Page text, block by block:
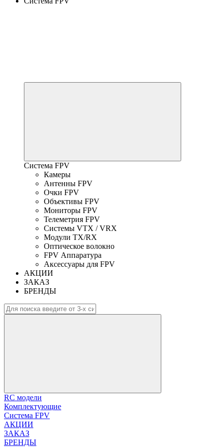
Система FPV
Камеры
Антенны FPV
Очки FPV
Объективы FPV
Мониторы FPV
Телеметрия FPV
Системы VTX / VRX
Модули TX/RX
Оптическое волокно
FPV Аппаратура
Аксессуары для FPV
АКЦИИ
ЗАКАЗ
БРЕНДЫ
RC модели
Комплектующие
Система FPV
АКЦИИ
ЗАКАЗ
БРЕНДЫ